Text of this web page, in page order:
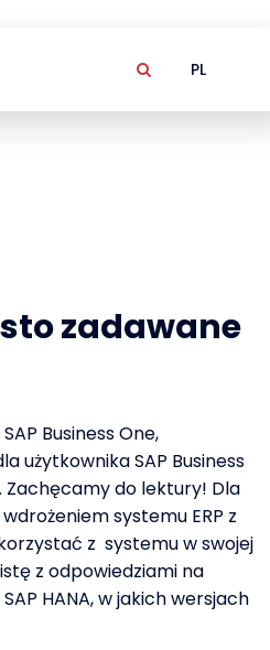
PL
zadawane
Business One,
użytkownika SAP Business
Zachęcamy do lektury! Dla
systemu ERP z
z systemu w swojej
z odpowiedziami na
HANA, w jakich wersjach